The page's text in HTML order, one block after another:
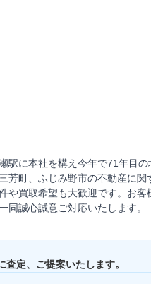
駅に本社を構え今年で71年目の
芳町、ふじみ野市の不動産に関
や買取希望も大歓迎です。お客
同誠心誠意ご対応いたします。
定、ご提案いたします。